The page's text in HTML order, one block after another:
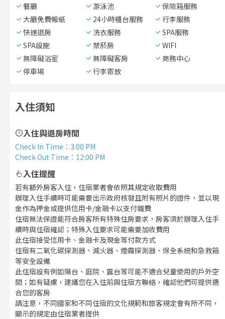
餐廳
游泳池
保險箱服務
大廳免費報紙
24小時櫃台服務
行李服務
快速退房
洗衣服務
SPA服務
SPA設施
禁菸房
WIFI
無障礙浴室
無障礙客房
商務中心
停車場
行李寄放
入住須知
入住與退房時間
Check In Time ： 3:00 PM
Check Out Time ： 12:00 PM
入住提醒
若有額外房客入住，住宿業者會依照其規定收取費用
辦理入住手續時可能需要出示政府核發且附有照片的證件，並以現
金作為押金或提供信用卡/金融卡以支付雜費
住宿無法保證能符合房客所有特殊住房要求，房客須於辦理入住手
續時與住宿確認；特殊入住要求可能需要加收費用
此住宿接受信用卡、金融卡及現金等付款方式
住宿有二氧化碳探測器、滅火器、煙霧探測器、保全系統和急救箱
等安全設備
此住宿設有例如陽台、庭院、露台等可能不適合兒童使用的戶外空
間；如有疑慮，建議您在入住前與住宿方聯絡，確認他們可提供適
合您的客房
請注意，不同國家和不同住宿的文化規範和旅客規定會有所不同，
顯示的規定由住宿業者提供